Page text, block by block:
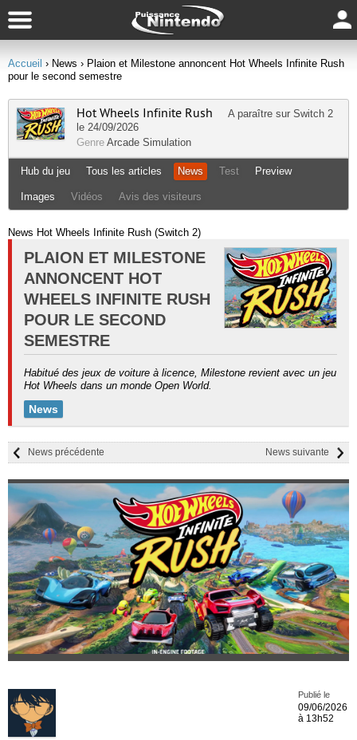
Accueil › News › Plaion et Milestone annoncent Hot Wheels Infinite Rush
pour le second semestre
Hot Wheels Infinite Rush A paraître sur Switch 2
le 24/09/2026
Genre Arcade Simulation
Hub du jeu Tous les articles News Test Preview
Images Vidéos Avis des visiteurs
News Hot Wheels Infinite Rush (Switch 2)
PLAION ET MILESTONE
ANNONCENT HOT
WHEELS INFINITE RUSH
POUR LE SECOND
SEMESTRE
Habitué des jeux de voiture à licence, Milestone revient avec un jeu
Hot Wheels dans un monde Open World.
News
News suivante
News précédente
Publié le
09/06/2026
à 13h52